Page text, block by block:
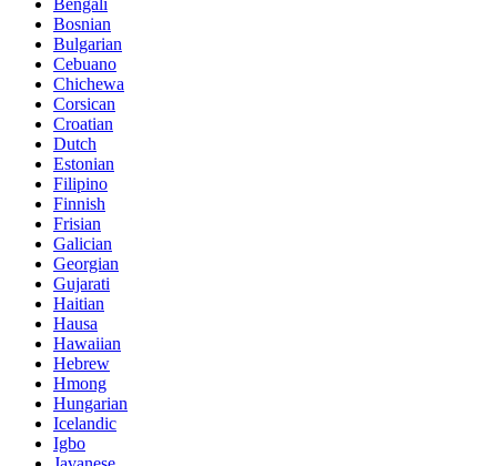
Bosnian
Bulgarian
Cebuano
Chichewa
Corsican
Croatian
Dutch
Estonian
Filipino
Finnish
Frisian
Galician
Georgian
Gujarati
Haitian
Hausa
Hawaiian
Hebrew
Hmong
Hungarian
Icelandic
Igbo